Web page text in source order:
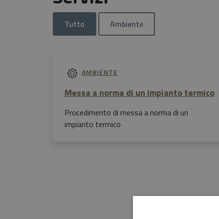
Tutto Ambiente
AMBIENTE
Messa a norma di un impianto termico
Procedimento di messa a norma di un
impianto termico